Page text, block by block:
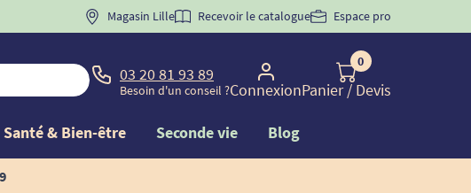
BIENVENUE" pourla 1ère commande d'incontinence
Magasin Lille Recevoir le catalogue Espace pro
03 20 81 93 89
Besoin d'un conseil ?Connexion
0
Panier/ Devis
Santé & Bien-être Seconde vie Blog